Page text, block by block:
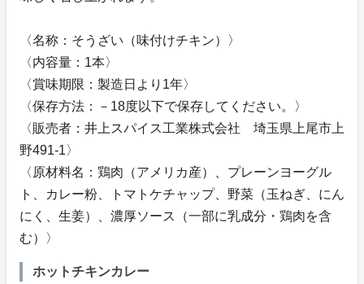
〈名称：そうざい（味付けチキン）〉
〈内容量：1本〉
〈賞味期限：製造日より1年〉
〈保存方法：－18度以下で保存してください。〉
〈販売者：井上スパイス工業株式会社 埼玉県上尾市上
野491-1〉
〈原材料名：鶏肉（アメリカ産）、プレーンヨーグル
ト、カレー粉、トマトケチャップ、野菜（玉ねぎ、にん
にく、生姜）、濃厚ソース（一部に乳成分・鶏肉を含
む）〉
ホットチキンカレー